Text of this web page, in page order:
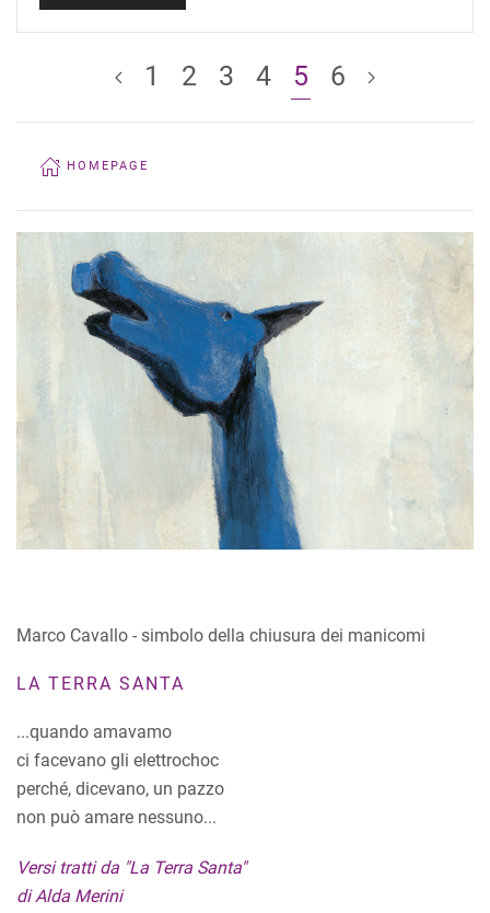
1 2 3 4 5 6
HOMEPAGE
Marco Cavallo - simbolo della chiusura dei manicomi
LA TERRA SANTA
...quando amavamo
ci facevano gli elettrochoc
perché, dicevano, un pazzo
non può amare nessuno...
Versi tratti da "La Terra Santa"
di Alda Merini